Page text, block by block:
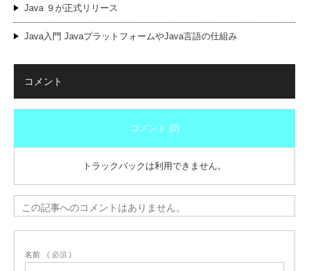
Java ９が正式リリース
Java入門 JavaプラットフォームやJava言語の仕組み
コメント
コメント (0)
トラックバックは利用できません。
この記事へのコメントはありません。
名前 ( 必須 )